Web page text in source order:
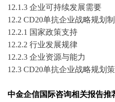
12.1.3 企业可持续发展需要
12.2 CD20单抗企业战略规划
12.2.1 国家政策支持
12.2.2 行业发展规律
12.2.3 企业资源与能力
12.3 CD20单抗企业战略规划
中金企信国际咨询相关报告推